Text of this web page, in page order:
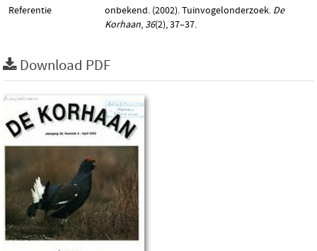
Referentie onbekend. (2002). Tuinvogelonderzoek. De
Korhaan, 36(2), 37–37.
Download PDF